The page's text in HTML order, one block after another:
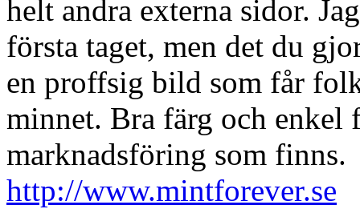
helt andra externa sidor.
första taget, men det du
en proffsig bild som får
minnet. Bra färg och enkel
marknadsföring som finns.
http://www.mintforever.se